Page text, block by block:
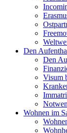
Den
Den
Visum
Wohnen im